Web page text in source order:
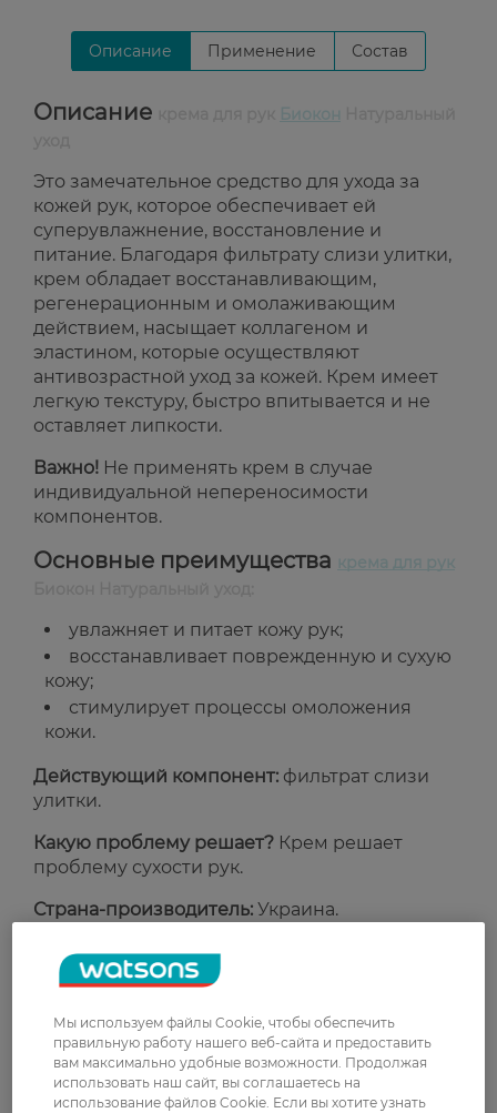
Описание Применение Состав
Описание Биокон
Это замечательное средство для ухода за
кожей рук, которое обеспечивает ей
суперувлажнение, восстановление и
питание. Благодаря фильтрату слизи улитки,
крем обладает восстанавливающим,
регенерационным и омолаживающим
действием, насыщает коллагеном и
эластином, которые осуществляют
антивозрастной уход за кожей. Крем имеет
легкую текстуру, быстро впитывается и не
оставляет липкости.
Важно! Не применять крем в случае
индивидуальной непереносимости
компонентов.
Основные преимущества крема для рук
увлажняет и питает кожу рук;
восстанавливает поврежденную и сухую
кожу;
стимулирует процессы омоложения
кожи.
Действующий компонент: фильтрат слизи
улитки.
Какую проблему решает? Крем решает
проблему сухости рук.
Страна-производитель: Украина.
Рейтинг и отзывы
0
З 0 відгуків
0 відгуків
Мы используем файлы Cookie, чтобы обеспечить
правильную работу нашего веб-сайта и предоставить
вам максимально удобные возможности. Продолжая
использовать наш сайт, вы соглашаетесь на
использование файлов Cookie. Если вы хотите узнать